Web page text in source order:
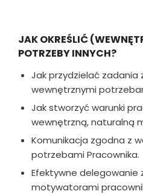
JAK OKREŚLIĆ
POTRZEBY INNYCH?
Jak przydzielać
wewnętrznymi
Jak stworzyć warunki
wewnętrzną, naturalną
Komunikacja zgodna z
potrzebami Pracownika.
Efektywne delegowanie
motywatorami